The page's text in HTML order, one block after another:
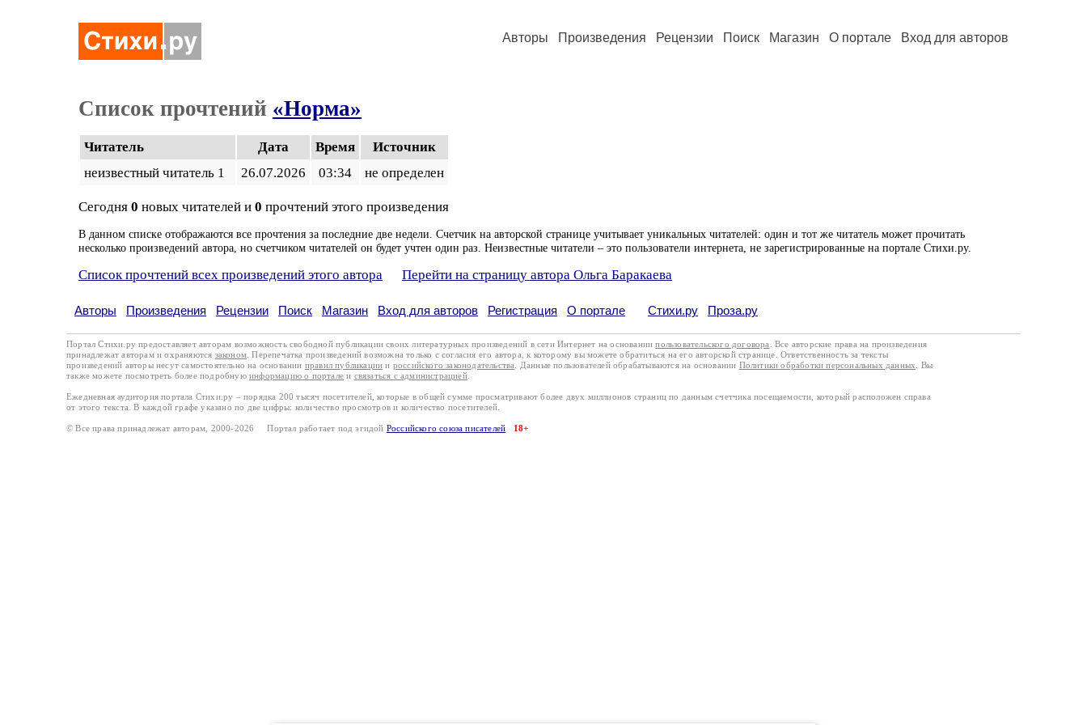
Авторы Произведения Рецензии Поиск Магазин О портале Вход для авторов
Список прочтений «Норма»
Читатель Дата Время
Источник
неизвестный читатель 1
26.07.2026 03:34 не определен
Сегодня 0 новых читателей и 0 прочтений этого произведения
В данном списке отображаются все прочтения за последние две недели. Счетчик на авторской странице учитывает уникальных читателей: один и тот же читатель может прочитать
несколько произведений автора, но счетчиком читателей он будет учтен один раз. Неизвестные читатели – это пользователи интернета, не зарегистрированные на портале Стихи.ру.
Список прочтений всех произведений этого автора Перейти на страницу автора Ольга Баракаева
Авторы Произведения Рецензии Поиск Магазин Вход для авторов Регистрация О портале Стихи.ру Проза.ру
Портал Стихи.ру предоставляет авторам возможность свободной публикации своих литературных произведений в сети Интернет на основаниипользовательского договора
. Все авторские права на произведения
принадлежат авторам и охраняются законом . Перепечатка произведений возможна только с согласия его автора, к которому вы можете обратиться на его авторской странице. Ответственность за тексты
произведений авторы несут самостоятельно на основании правил публикации и российского законодательства . Данные пользователей обрабатываются на основании Политики обработки персональных данных
. Вы
также можете посмотреть более подробную информацию о портале и связаться с администрацией.
Ежедневная аудитория портала Стихи.ру – порядка 200 тысяч посетителей, которые в общей сумме просматривают более двух миллионов страниц по данным счетчика посещаемости, который расположен справа
от этого текста. В каждой графе указано по две цифры: количество просмотров и количество посетителей.
© Все права принадлежат авторам, 2000-2026 Портал работает под эгидой Российского союза писателей 18+